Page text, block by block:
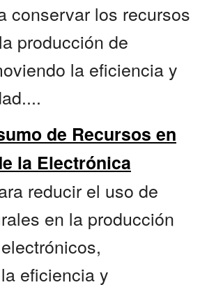
conservar los recursos
producción de
la eficiencia y
de Recursos en
la Electrónica
reducir el uso de
en la producción
eficiencia y